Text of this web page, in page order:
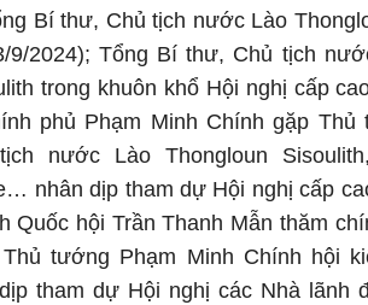
Bí thư, Chủ tịch nước Lào
9/2024); Tổng Bí thư, Chủ tịch
trong khuôn khổ Hội nghị cấp
phủ Phạm Minh Chính gặp Thủ
nước Lào Thongloun
nhân dịp tham dự Hội nghị cấp
Quốc hội Trần Thanh Mẫn thăm
Thủ tướng Phạm Minh Chính hội
tham dự Hội nghị các Nhà lãnh